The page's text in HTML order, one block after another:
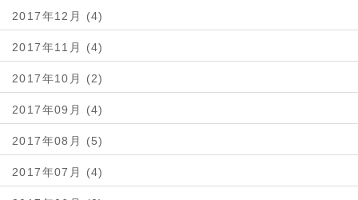
2017年12月 (4)
2017年11月 (4)
2017年10月 (2)
2017年09月 (4)
2017年08月 (5)
2017年07月 (4)